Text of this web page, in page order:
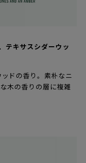
テキサスシダーウッ
ドの香り。素朴なニ
木の香りの層に複雑